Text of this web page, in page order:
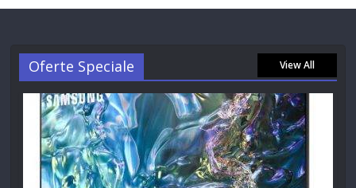
Oferte Speciale View All